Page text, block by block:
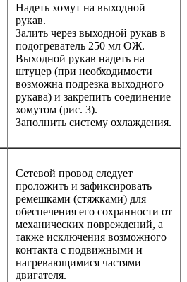
Надеть хомут на выходной
рукав.
Залить через выходной рукав в
подогреватель 250 мл ОЖ.
Выходной рукав надеть на
штуцер (при необходимости
возможна подрезка выходного
рукава) и закрепить соединение
хомутом (рис. 3).
Заполнить систему охлаждения.
Сетевой провод следует
проложить и зафиксировать
ремешками (стяжками) для
обеспечения его сохранности от
механических повреждений, а
также исключения возможного
контакта с подвижными и
нагревающимися частями
двигателя.